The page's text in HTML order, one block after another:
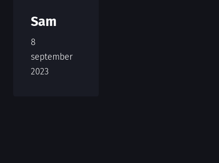
Sam
8
september
2023